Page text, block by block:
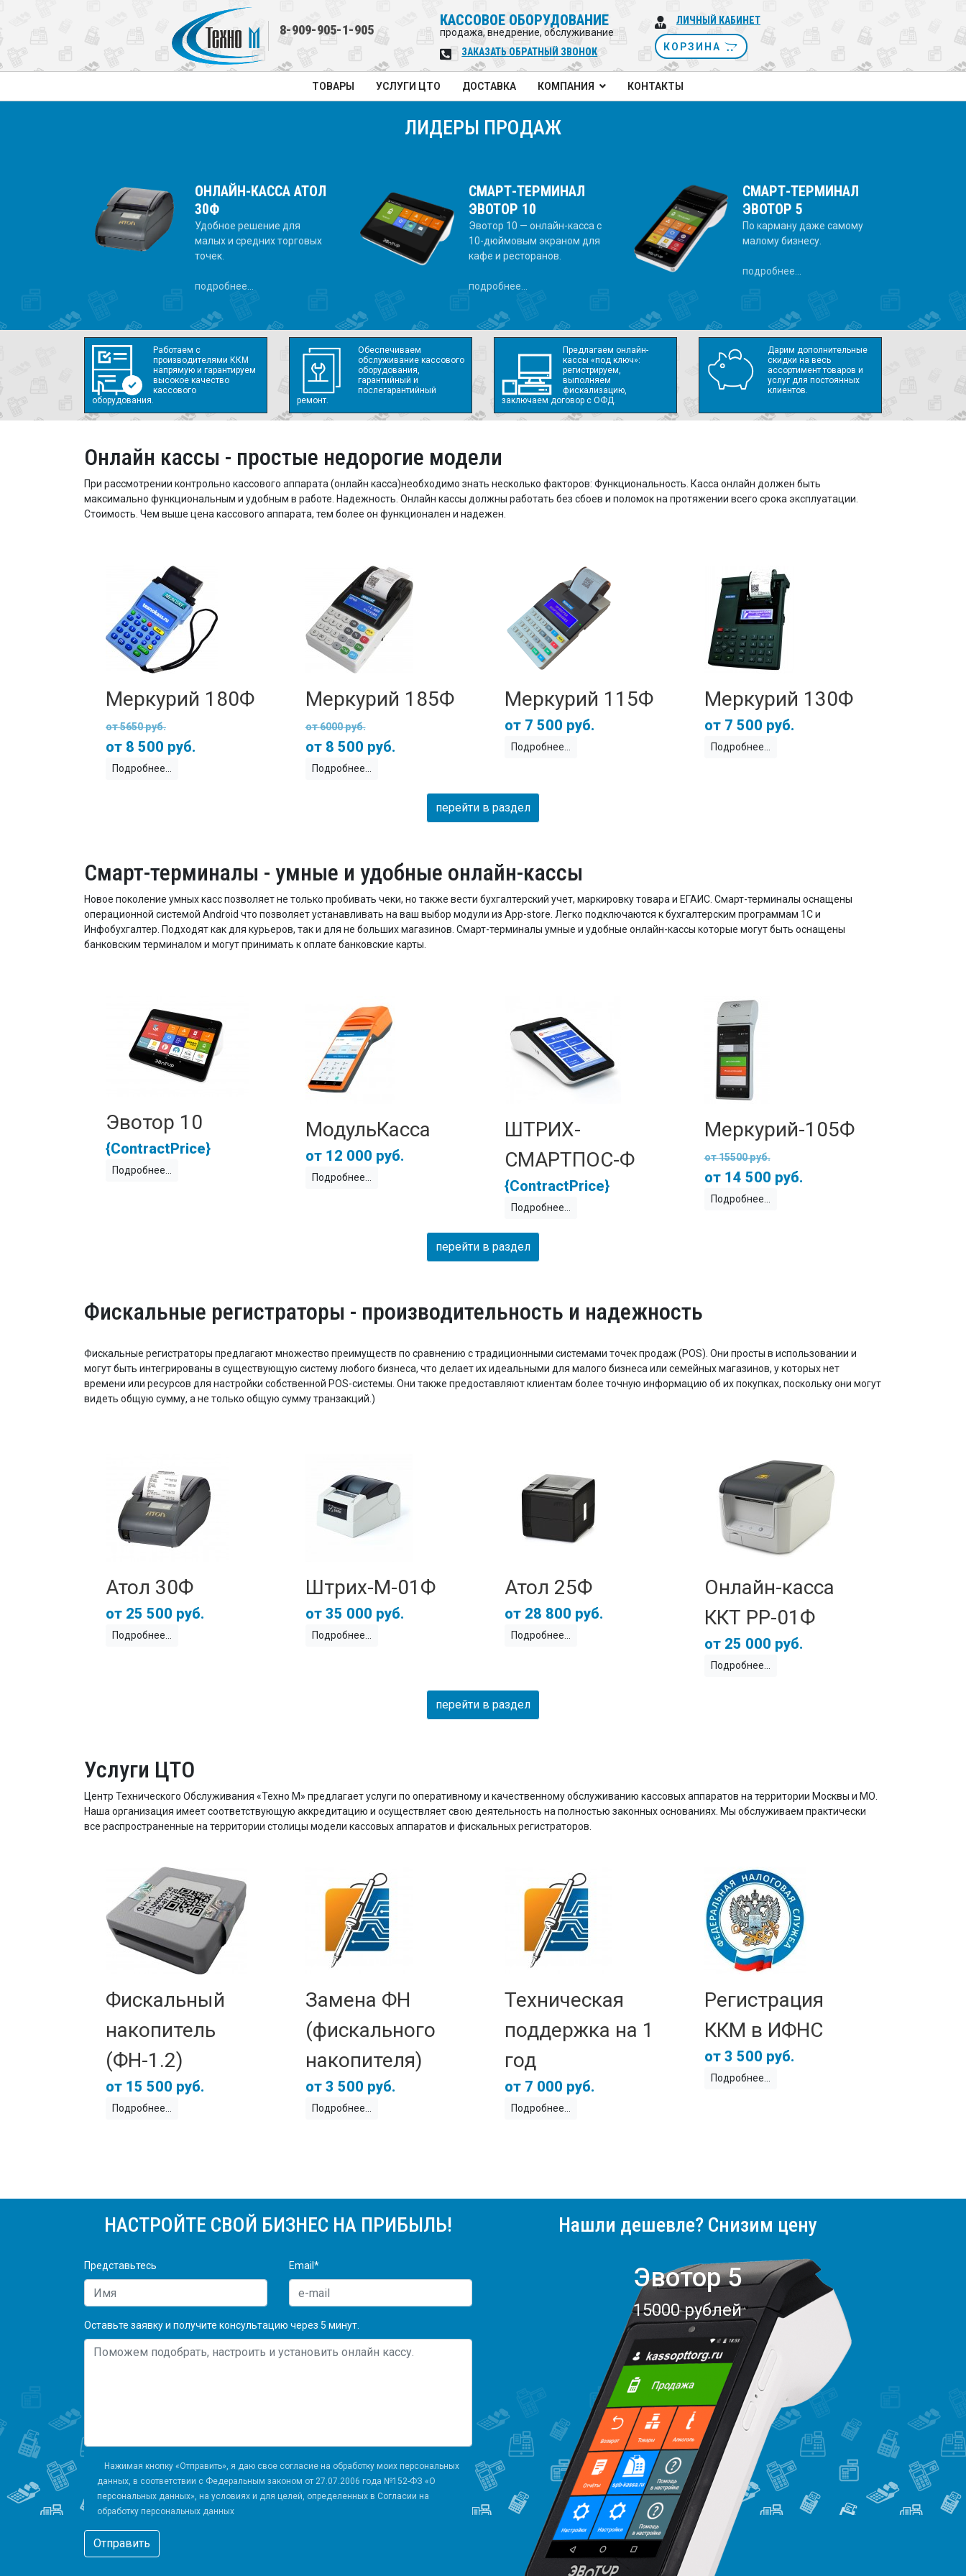
8-909-905-1-905
КАССОВОЕ ОБОРУДОВАНИЕ
продажа, внедрение, обслуживание
ЗАКАЗАТЬ ОБРАТНЫЙ ЗВОНОК
ЛИЧНЫЙ КАБИНЕТ
КОРЗИНА
ТОВАРЫ УСЛУГИ ЦТО ДОСТАВКА КОМПАНИЯ КОНТАКТЫ
ЛИДЕРЫ ПРОДАЖ
ОНЛАЙН-КАССА АТОЛ
30Ф
Удобное решение для
малых и средних торговых
точек.
подробнее...
СМАРТ-ТЕРМИНАЛ
ЭВОТОР 10
Эвотор 10 — онлайн-касса с
10-дюймовым экраном для
кафе и ресторанов.
подробнее...
СМАРТ-ТЕРМИНАЛ
ЭВОТОР 5
По карману даже самому
малому бизнесу.
подробнее...
Работаем с
производителями ККМ
напрямую и гарантируем
высокое качество
кассового
оборудования.
Обеспечиваем
обслуживание кассового
оборудования,
гарантийный и
послегарантийный
ремонт.
Предлагаем онлайн-
кассы «под ключ»:
регистрируем,
выполняем
фискализацию,
заключаем договор с ОФД.
Дарим дополнительные
скидки на весь
ассортимент товаров и
услуг для постоянных
клиентов.
Онлайн кассы - простые недорогие модели
При рассмотрении контрольно кассового аппарата (онлайн касса)необходимо знать несколько факторов: Функциональность. Касса онлайн должен быть
максимально функциональным и удобным в работе. Надежность. Онлайн кассы должны работать без сбоев и поломок на протяжении всего срока эксплуатации.
Стоимость. Чем выше цена кассового аппарата, тем более он функционален и надежен.
Меркурий 180Ф
5650 руб.
8 500 руб.
Подробнее
Меркурий 185Ф
6000 руб.
8 500 руб.
Подробнее
Меркурий 115Ф
7 500 руб.
Подробнее
Меркурий 130Ф
7 500 руб.
Подробнее
перейти в раздел
Смарт-терминалы - умные и удобные онлайн-кассы
Новое поколение умных касс позволяет не только пробивать чеки, но также вести бухгалтерский учет, маркировку товара и ЕГАИС. Смарт-терминалы оснащены
операционной системой Android что позволяет устанавливать на ваш выбор модули из App-store. Легко подключаются к бухгалтерским программам 1С и
Инфобухгалтер. Подходят как для курьеров, так и для не больших магазинов. Смарт-терминалы умные и удобные онлайн-кассы которые могут быть оснащены
банковским терминалом и могут принимать к оплате банковские карты.
Эвотор 10
{ContractPrice}
Подробнее
МодульКасса
12 000 руб.
Подробнее
ШТРИХ-
СМАРТПОС-Ф
{ContractPrice}
Подробнее
Меркурий-105Ф
15500 руб.
14 500 руб.
Подробнее
перейти в раздел
Фискальные регистраторы - производительность и надежность
Фискальные регистраторы предлагают множество преимуществ по сравнению с традиционными системами точек продаж (POS). Они просты в использовании и
могут быть интегрированы в существующую систему любого бизнеса, что делает их идеальными для малого бизнеса или семейных магазинов, у которых нет
времени или ресурсов для настройки собственной POS-системы. Они также предоставляют клиентам более точную информацию об их покупках, поскольку они могут
видеть общую сумму, а не только общую сумму транзакций.)
Атол 30Ф
25 500 руб.
Подробнее
Штрих-М-01Ф
35 000 руб.
Подробнее
Атол 25Ф
28 800 руб.
Подробнее
Онлайн-касса
ККТ РР-01Ф
25 000 руб.
Подробнее
перейти в раздел
Услуги ЦТО
Центр Технического Обслуживания «Техно М» предлагает услуги по оперативному и качественному обслуживанию кассовых аппаратов на территории Москвы и МО.
Наша организация имеет соответствующую аккредитацию и осуществляет свою деятельность на полностью законных основаниях. Мы обслуживаем практически
все распространенные на территории столицы модели кассовых аппаратов и фискальных регистраторов.
Фискальный
накопитель
(ФН-1.2)
15 500 руб.
Подробнее
Замена ФН
(фискального
накопителя)
3 500 руб.
Подробнее
Техническая
поддержка на 1
год
7 000 руб.
Подробнее
Регистрация
ККМ в ИФНС
3 500 руб.
Подробнее
НАСТРОЙТЕ СВОЙ БИЗНЕС НА ПРИБЫЛЬ!
Представьтесь Email*
Оставьте заявку и получите консультацию через 5 минут.
Нажимая кнопку «Отправить», я даю свое согласие на обработку моих персональных
данных, в соответствии с Федеральным законом от 27.07.2006 года №152-ФЗ «О
персональных данных», на условиях и для целей, определенных в Согласии на
обработку персональных данных
Отправить
Нашли дешевле? Снизим цену
DoCash GOLF
5600 рублей
Эвотор 5
15000 рублей